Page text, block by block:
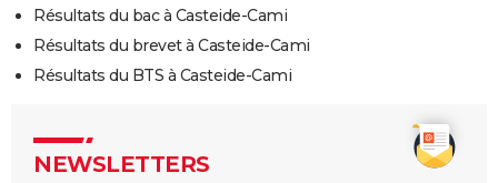
Résultats du bac à Casteide-Cami
Résultats du brevet à Casteide-Cami
Résultats du BTS à Casteide-Cami
NEWSLETTERS